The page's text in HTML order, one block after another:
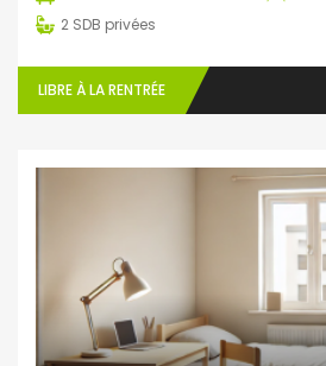
2 SDB privées
LIBRE À LA RENTRÉE